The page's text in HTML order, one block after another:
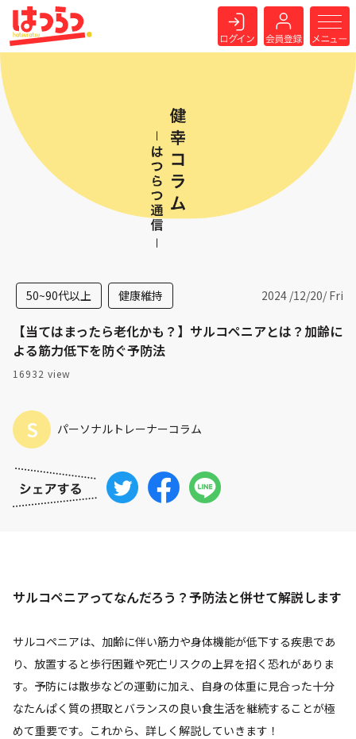
50~90代以上 健康維持 2024 /12/20/ Fri
【当てはまったら老化かも？】サルコペニアとは？加齢に
よる筋力低下を防ぐ予防法
16932 view
S パーソナルトレーナーコラム
サルコペニアってなんだろう？予防法と併せて解説します
サルコペニアは、加齢に伴い筋力や身体機能が低下する疾患であ
り、放置すると歩行困難や死亡リスクの上昇を招く恐れがありま
す。予防には散歩などの運動に加え、自身の体重に見合った十分
なたんぱく質の摂取とバランスの良い食生活を継続することが極
めて重要です。これから、詳しく解説していきます！